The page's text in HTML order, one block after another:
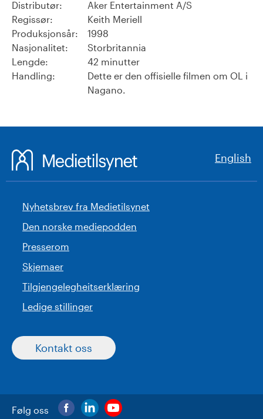
Distributør:
Aker Entertainment A/S
Regissør:
Keith Meriell
Produksjonsår:
1998
Nasjonalitet:
Storbritannia
Lengde:
42 minutter
Handling:
Dette er den offisielle filmen om OL i
Nagano.
English
Nyhetsbrev fra Medietilsynet
Den norske mediepodden
Presserom
Skjemaer
Tilgjengelegheitserklæring
Ledige stillinger
Kontakt oss
Følg oss